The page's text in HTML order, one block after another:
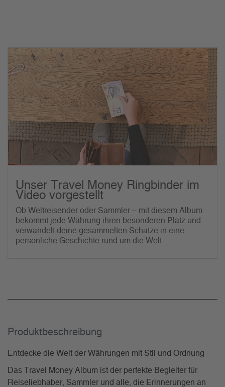
Unser Travel Money Ringbinder im
Video vorgestellt
Ob Weltreisender oder Sammler – mit diesem Album
bekommt jede Währung ihren besonderen Platz und
verwandelt deine gesammelten Schätze in eine
persönliche Geschichte rund um die Welt.
Produkt­beschreibung
Entdecke die Welt der Währungen mit Stil und Ordnung
Das Travel Money Album ist der perfekte Begleiter für
Reiseliebhaber, Sammler und alle, die Erinnerungen an